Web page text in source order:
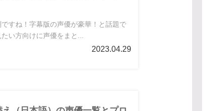
すね！字幕版の声優が豪華！と話題で
い方向けに声優をまと...
2023.04.29